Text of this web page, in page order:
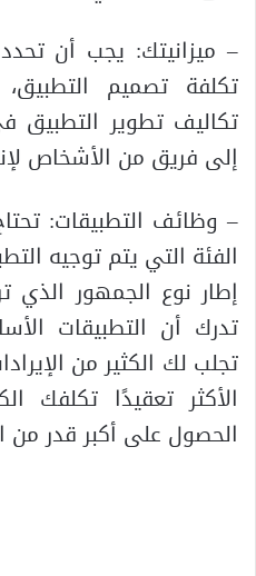
– ميزانيتك: يجب أن
تكلفة تصميم
تكاليف تطوير التطبيق
إلى فريق من الأشخاص
– وظائف التطبيقات:
الفئة التي يتم توجيه
إطار نوع الجمهور الذي
تدرك أن التطبيقات
تجلب لك الكثير من
الأكثر تعقيدًا تكلفك
الحصول على أكبر قدر من